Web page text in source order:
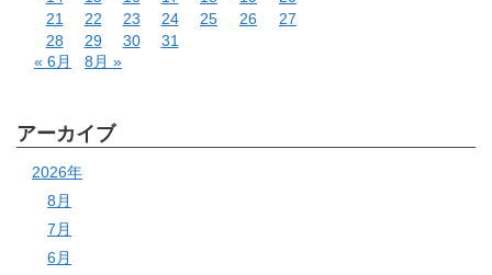
21
22 23 24 25 26
27
28
29 30
31
« 6月
8月 »
アーカイブ
2026年
8月
7月
6月